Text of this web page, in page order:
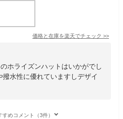
価格と在庫を楽天でチェック >>
ホライズンハットはいかがでし
撥水性に優れていますしデザイ
すめコメント（3件）